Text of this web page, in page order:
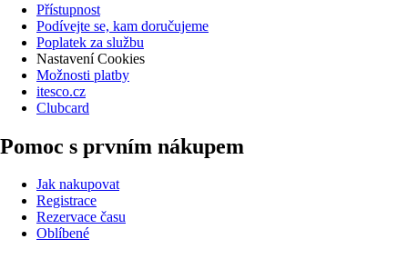
Přístupnost
Podívejte se, kam doručujeme
Poplatek za službu
Nastavení Cookies
Možnosti platby
itesco.cz
Clubcard
Pomoc s prvním nákupem
Jak nakupovat
Registrace
Rezervace času
Oblíbené